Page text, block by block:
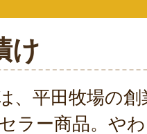
け
、平田牧場の
ラー商品。や